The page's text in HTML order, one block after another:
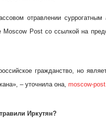
отравлении
Post со ссылкой на
гражданство, но
– уточнила она, moscow-
Иркутян?